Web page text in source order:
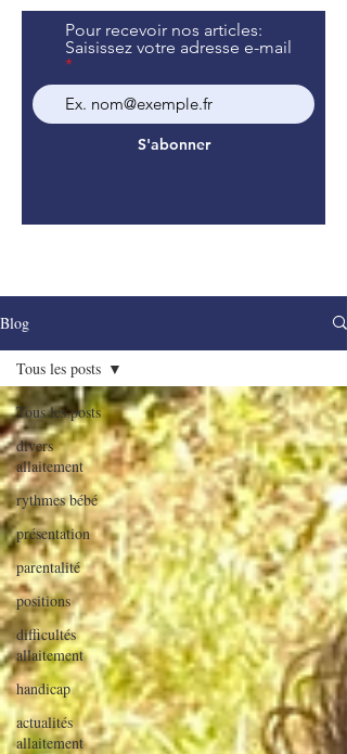
Pour recevoir nos articles:
Saisissez votre adresse e-mail
S'abonner
Blog
Tous les posts
divers
allaitement
rythmes bébé
présentation
parentalité
positions
difficultés
allaitement
handicap
actualités
allaitement
Tous les posts